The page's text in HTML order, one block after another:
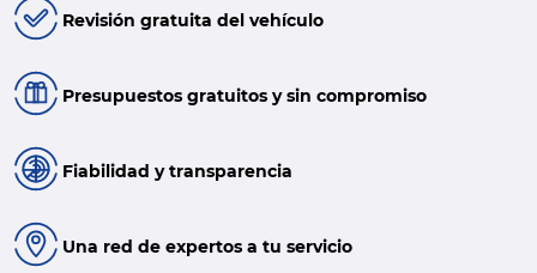
Revisión gratuita del vehículo
Presupuestos gratuitos y sin compromiso
Fiabilidad y transparencia
Una red de expertos a tu servicio